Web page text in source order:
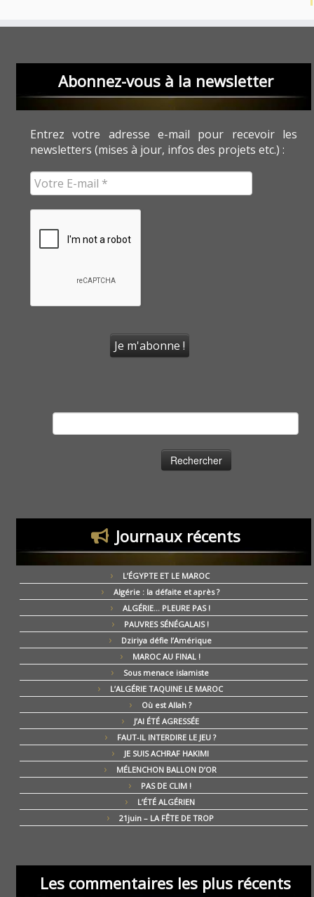
Abonnez-vous à la newsletter
Entrez votre adresse e-mail pour recevoir les
newsletters (mises à jour, infos des projets etc.) :
Journaux récents
L’ÉGYPTE ET LE MAROC
Algérie : la défaite et après ?
ALGÉRIE… PLEURE PAS !
PAUVRES SÉNÉGALAIS !
Dziriya défie l’Amérique
MAROC AU FINAL !
Sous menace islamiste
L’ALGÉRIE TAQUINE LE MAROC
Où est Allah ?
J’AI ÉTÉ AGRESSÉE
FAUT-IL INTERDIRE LE JEU ?
JE SUIS ACHRAF HAKIMI
MÉLENCHON BALLON D’OR
PAS DE CLIM !
L’ÉTÉ ALGÉRIEN
21juin – LA FÊTE DE TROP
Les commentaires les plus récents